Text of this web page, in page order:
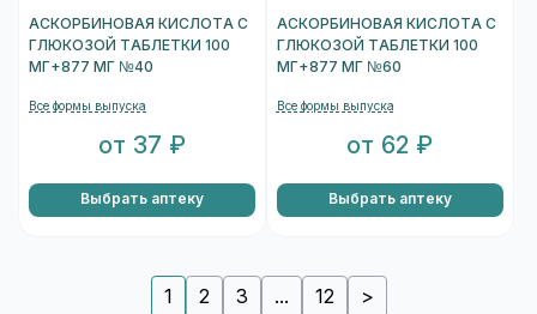
АСКОРБИНОВАЯ КИСЛОТА С
ГЛЮКОЗОЙ ТАБЛЕТКИ 100
МГ+877 МГ №40
Все формы выпуска
от 37 ₽
Выбрать аптеку
АСКОРБИНОВАЯ КИСЛОТА С
ГЛЮКОЗОЙ ТАБЛЕТКИ 100
МГ+877 МГ №60
Все формы выпуска
от 62 ₽
Выбрать аптеку
1 2 3 ... 12 >